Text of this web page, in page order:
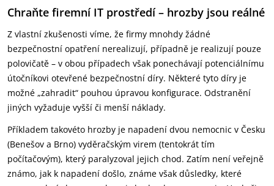
Chraňte firemní IT prostředí – hrozby jsou reálné
Z vlastní zkušenosti víme, že firmy mnohdy žádné
bezpečnostní opatření nerealizují, případně je realizují pouze
polovičatě – v obou případech však ponechávají potenciálnímu
útočníkovi otevřené bezpečnostní díry. Některé tyto díry je
možné „zahradit“ pouhou úpravou konfigurace. Odstranění
jiných vyžaduje vyšší či menší náklady.
Příkladem takovéto hrozby je napadení dvou nemocnic v Česku
(Benešov a Brno) vyděračským virem (tentokrát tím
počítačovým), který paralyzoval jejich chod. Zatím není veřejně
známo, jak k napadení došlo, známe však důsledky, které